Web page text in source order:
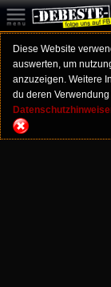
Diese Website
auswerten, um
anzuzeigen. Weitere
du deren